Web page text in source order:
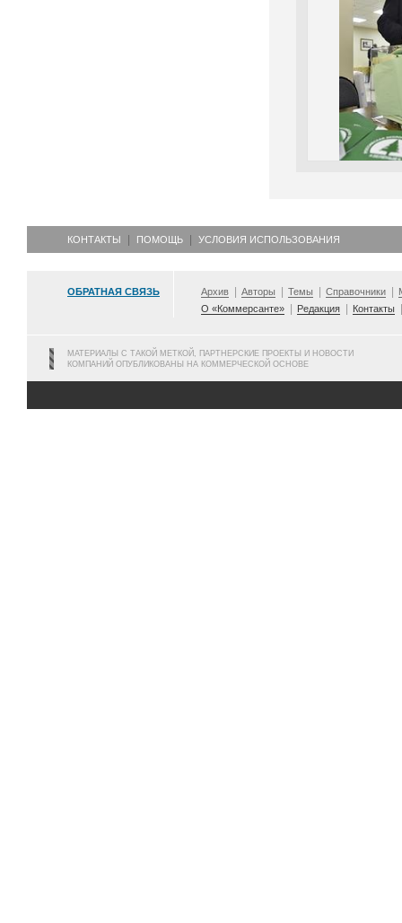
КОНТАКТЫ ПОМОЩЬ УСЛОВИЯ ИСПОЛЬЗОВАНИЯ
ОБРАТНАЯ СВЯЗЬ Архив Авторы Темы Справочники
О «Коммерсанте»
Редакция Контакты
МАТЕРИАЛЫ С ТАКОЙ МЕТКОЙ, ПАРТНЕРСКИЕ ПРОЕКТЫ И НОВОСТИ
КОМПАНИЙ ОПУБЛИКОВАНЫ НА КОММЕРЧЕСКОЙ ОСНОВЕ